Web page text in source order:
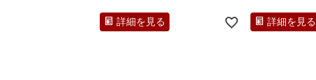
詳細を見る 詳細を見る